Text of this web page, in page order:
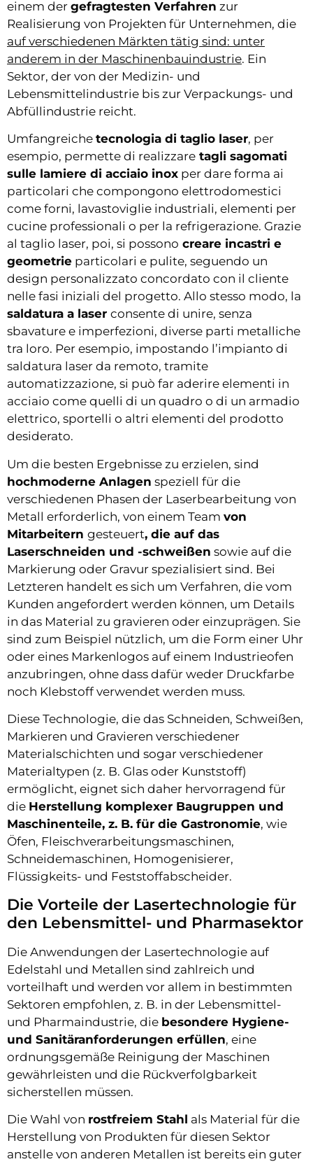
einem der gefragtesten Verfahren zur
Realisierung von Projekten für Unternehmen, die
auf verschiedenen Märkten tätig sind: unter
anderem in der Maschinenbauindustrie. Ein
Sektor, der von der Medizin- und
Lebensmittelindustrie bis zur Verpackungs- und
Abfüllindustrie reicht.
Umfangreiche tecnologia di taglio laser, per
esempio, permette di realizzare tagli sagomati
sulle lamiere di acciaio inox per dare forma ai
particolari che compongono elettrodomestici
come forni, lavastoviglie industriali, elementi per
cucine professionali o per la refrigerazione. Grazie
al taglio laser, poi, si possono creare incastri e
geometrie particolari e pulite, seguendo un
design personalizzato concordato con il cliente
nelle fasi iniziali del progetto. Allo stesso modo, la
saldatura a laser consente di unire, senza
sbavature e imperfezioni, diverse parti metalliche
tra loro. Per esempio, impostando l’impianto di
saldatura laser da remoto, tramite
automatizzazione, si può far aderire elementi in
acciaio come quelli di un quadro o di un armadio
elettrico, sportelli o altri elementi del prodotto
desiderato.
Um die besten Ergebnisse zu erzielen, sind
hochmoderne Anlagen speziell für die
verschiedenen Phasen der Laserbearbeitung von
Metall erforderlich, von einem Team von
Mitarbeitern gesteuert, die auf das
Laserschneiden und -schweißen sowie auf die
Markierung oder Gravur spezialisiert sind. Bei
Letzteren handelt es sich um Verfahren, die vom
Kunden angefordert werden können, um Details
in das Material zu gravieren oder einzuprägen. Sie
sind zum Beispiel nützlich, um die Form einer Uhr
oder eines Markenlogos auf einem Industrieofen
anzubringen, ohne dass dafür weder Druckfarbe
noch Klebstoff verwendet werden muss.
Diese Technologie, die das Schneiden, Schweißen,
Markieren und Gravieren verschiedener
Materialschichten und sogar verschiedener
Materialtypen (z. B. Glas oder Kunststoff)
ermöglicht, eignet sich daher hervorragend für
die Herstellung komplexer Baugruppen und
Maschinenteile, z. B. für die Gastronomie, wie
Öfen, Fleischverarbeitungsmaschinen,
Schneidemaschinen, Homogenisierer,
Flüssigkeits- und Feststoffabscheider.
Die Vorteile der Lasertechnologie für
den Lebensmittel- und Pharmasektor
Die Anwendungen der Lasertechnologie auf
Edelstahl und Metallen sind zahlreich und
vorteilhaft und werden vor allem in bestimmten
Sektoren empfohlen, z. B. in der Lebensmittel-
und Pharmaindustrie, die besondere Hygiene-
und Sanitäranforderungen erfüllen, eine
ordnungsgemäße Reinigung der Maschinen
gewährleisten und die Rückverfolgbarkeit
sicherstellen müssen.
Die Wahl von rostfreiem Stahl als Material für die
Herstellung von Produkten für diesen Sektor
anstelle von anderen Metallen ist bereits ein guter